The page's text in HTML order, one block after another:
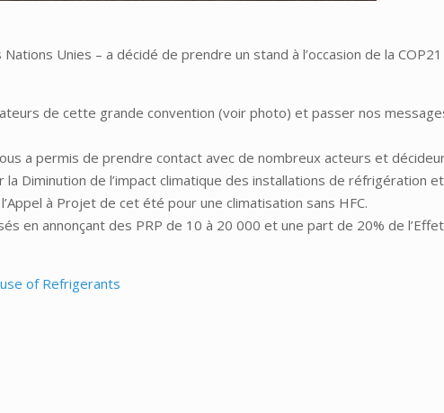
Unies – a décidé de prendre un stand à l’occasion de la
de cette grande convention (voir photo) et passer nos
a permis de prendre contact avec de nombreux acteurs et
Diminution de l’impact climatique des installations de réfrigération
à Projet de cet été pour une climatisation sans HFC.
en annonçant des PRP de 10 à 20 000 et une part de 20% de
of Refrigerants